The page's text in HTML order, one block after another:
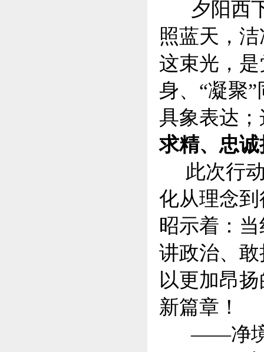
夕阳西下
照蓝天，
这束光，
身、“凝聚
具象表达
求精、忠诚
此次行动
化从理念
昭示着：
讲政治、
以更加昂
新篇章！
——净境